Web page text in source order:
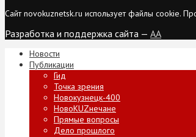
Сайт novokuznetsk.ru использует файлы cookie.
Разработка и поддержка сайта — AA
Новости
Публикации
Гид
Точка зрения
Новокузнецк-400
НовоKUZнечане
Прямые вопросы
Дело прошлого